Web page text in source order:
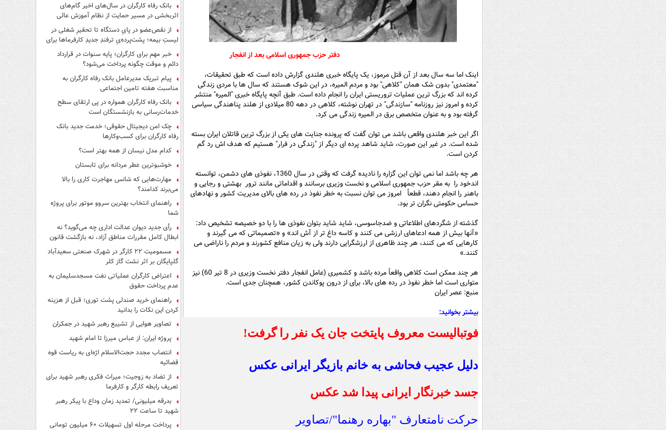
دفتر حزب جمهوری اسلامی بعد از انفجار
اینک اما سه سال بعد از آن قتل مرموز، یک پایگاه خبری هلندی گزارش داده است که طبق تحقیقات،
"معتمدی" بدون شک همان "کلاهی" بود و مردم المیره، در این شوک هستند که سال ها با مردی زندگی
کرده اند که بزرگ ترین عملیات تروریستی ایران را انجام داده است. طبق آنچه پایگاه خبری "المیره" منتشر
کرده و امروز نیز روزنامه "سازندگی" در تهران نوشته، کلاهی در دهه 80 میلادی از هلند پناهندگی سیاسی
گرفته بود و به عنوان متخصص برق در المیره زندگی می کرد.
اگر این خبر هلندی واقعی باشد می توان گفت که پرونده جنایت های یکی از بزرگ ترین قاتلان ایران بسته
شده است. در غیر این صورت، شاید شاهد پرده ای دیگر از "زندگی در فرار" هستیم که هدف اش رد گم
کردن است.
هر چه باشد اما نمی توان این گزاره را نادیده گرفت که وقتی در سال 1360، نفوذی های دشمن، توانسته
اندخود را به مقر حزب جمهوری اسلامی و نخست وزیری برسانند و اقداماتی مانند ترور بهشتی و رجایی و
باهنر را انجام دهند، قطعاً امروز می توان نسبت به خطر نفوذ در رده های بالای مدیریت کشور و نهادهای
حساس حکومتی نگران تر بود.
گذشته از شگردهای اطلاعاتی و ضدجاسوسی، شاید شاید بتوان نفوذی ها را با دو خصیصه تشخیص داد:
«آنها بیش از همه ادعاهای ارزشی می کنند و کاسه داغ تر از آش اند» و «تصمیماتی که می گیرند و
کارهایی که می کنند، هر چند ظاهری از ارزشگرایی دارند ولی به زیان منافع کشورند و مردم را ناراضی می
کنند.»
هر چند ممکن است کلاهی واقعاً مرده باشد و کشمیری (عامل انفجار دفتر نخست وزیری در 8 تیر 60) نیز
متواری است اما خطر نفوذ در رده های بالا، برای از درون پوکاندن کشور، همچنان جدی است.
منبع: عصر ایران
بیشتر بخوانید:
فوتبالیست معروف پایتخت جان یک نفر را گرفت!
دلیل عجیب فحاشی به خانم بازیگر ایرانی عکس
جسد خبرنگار ایرانی پیدا شد عکس
حرکت نامتعارف "بهاره رهنما"/تصاویر
بانک رفاه کارگران در سال‌های اخیر گام‌های
اثربخشی در مسیر حمایت از نظام آموزش عالی
برداشته است
از نقص‌عضو در پایِ دستگاه تا تحقیرِ شغلی در
لیستِ بیمه؛ پشت‌پرده‌یِ ترفندِ جدیدِ کارفرماها برای
فرار از قانون چیست؟
خبر مهم برای کارگران؛ پایه سنوات در قرارداد
دائم و موقت چگونه پرداخت می‌شود؟
پیام تبریک مدیرعامل بانک رفاه کارگران به
مناسبت هفته تامین اجتماعی
بانک رفاه کارگران همواره در پی ارتقای سطح
خدمات‌رسانی به بازنشستگان است
چک امن دیجیتال حقوقی؛ خدمت جدید بانک
رفاه کارگران برای کسب‌وکارها
کدام مدل نیسان از همه بهتر است؟
خوشبوترین عطر مردانه برای تابستان
مهارت‌هایی که شانس مهاجرت کاری را بالا
می‌برند کدامند؟
راهنمای انتخاب بهترین سروو موتور برای پروژه
شما
رأی جدید دیوان عدالت اداری چه می‌گوید؟ نه
ابطال کامل مقررات مناطق آزاد، نه بازگشت قانون
مسمومیت ۲۲ کارگر در شهرک صنعتی سعیدآباد
گلپایگان بر اثر نشت گاز کلر
اعتراض کارگران عملیاتی نفت مسجدسلیمان به
عدم پرداخت حقوق
راهنمای خرید صندلی پشت توری؛ قبل از هزینه
کردن این نکات را بدانید
تصاویر هوایی از تشییع رهبر شهید در جمکران
پروژه ایران: از عباس میرزا تا امام شهید
انتصاب مجدد حجت‌الاسلام اژه‌ای به ریاست قوه‌
قضائیه
از تضاد به زوجیت؛ میراث فکری رهبر شهید برای
تعریف رابطه کارگر و کارفرما
بدرقه میلیونی/ تمدید زمان وداع با پیکر رهبر
شهید تا ساعت ۲۲
پرداخت مرحله اول تسهیلات ۶۰ میلیون تومانی